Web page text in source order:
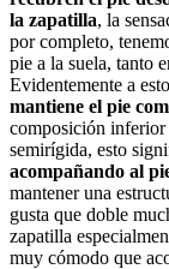
la zapatilla, la
por completo,
pie a la suela, tanto
Evidentemente a
mantiene el pie
composición inferior
semirígida, esto
acompañando al
mantener una
gusta que doble
zapatilla
muy cómodo que